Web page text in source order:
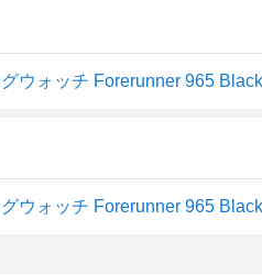
ウォッチ Forerunner 965
ウォッチ Forerunner 965